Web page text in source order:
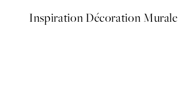
Inspiration Décoration Murale